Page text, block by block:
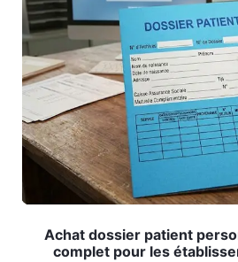
Achat dossier patient
complet pour les